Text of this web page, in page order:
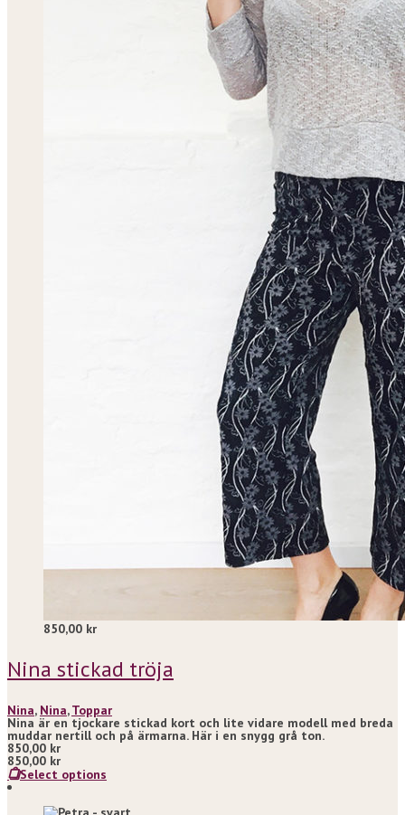
850,00 kr
Nina stickad tröja
Nina, Nina,Toppar
Nina är en tjockare stickad kort och lite vidare modell med breda
muddar nertill och på ärmarna. Här i en snygg grå ton.
850,00 kr
850,00 kr
Select options